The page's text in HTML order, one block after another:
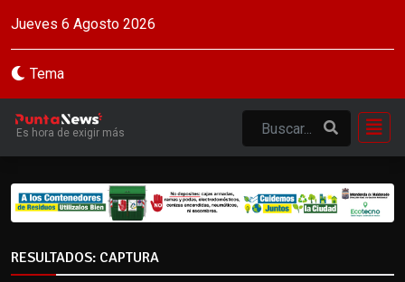
Jueves 6 Agosto 2026
Tema
Es hora de exigir más
RESULTADOS: CAPTURA